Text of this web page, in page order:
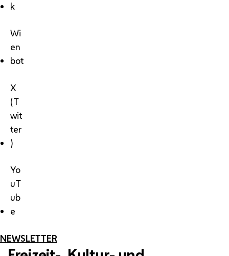
k
Wi
en
bot
X
(T
wit
ter
)
Yo
uT
ub
e
NEWSLETTER